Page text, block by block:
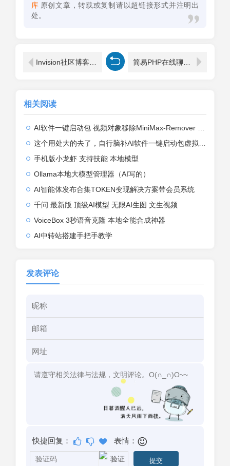
库 原创文章，转载或复制请以超链接形式并注明出
处。
Invision社区博客框架优化：支持主题开发、付费商城、图片、博客与论坛多场景应用 简易PHP在线聊天系统
相关阅读
AI软件一键启动包 视频对象移除MiniMax-Remover 一键启动，无需部署，无需授权 ...
这个用处大的去了，自行脑补AI软件一键启动包虚拟试衣FashnVtonl.5
手机版小龙虾 支持技能 本地模型
Ollama本地大模型管理器（AI写的）
AI智能体发布合集TOKEN变现解决方案带会员系统
千问 最新版 顶级AI模型 无限AI生图 文生视频
VoiceBox 3秒语音克隆 本地全能合成神器
AI中转站搭建手把手教学
发表评论
快捷回复： 表情：